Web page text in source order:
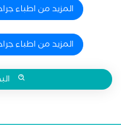
المزيد من اطباء
المزيد من اطباء